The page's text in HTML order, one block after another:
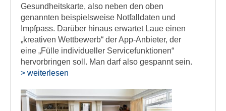
Gesundheitskarte, also neben den oben
genannten beispielsweise Notfalldaten und
Impfpass. Darüber hinaus erwartet Laue einen
„kreativen Wettbewerb“ der App-Anbieter, der
eine „Fülle individueller Servicefunktionen“
hervorbringen soll. Man darf also gespannt sein.
> weiterlesen